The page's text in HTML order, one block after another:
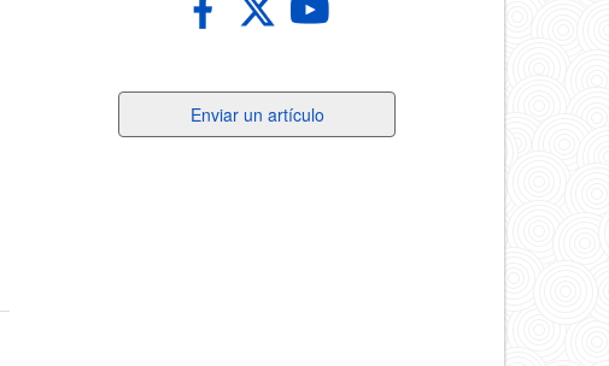
un
Enviar un artículo